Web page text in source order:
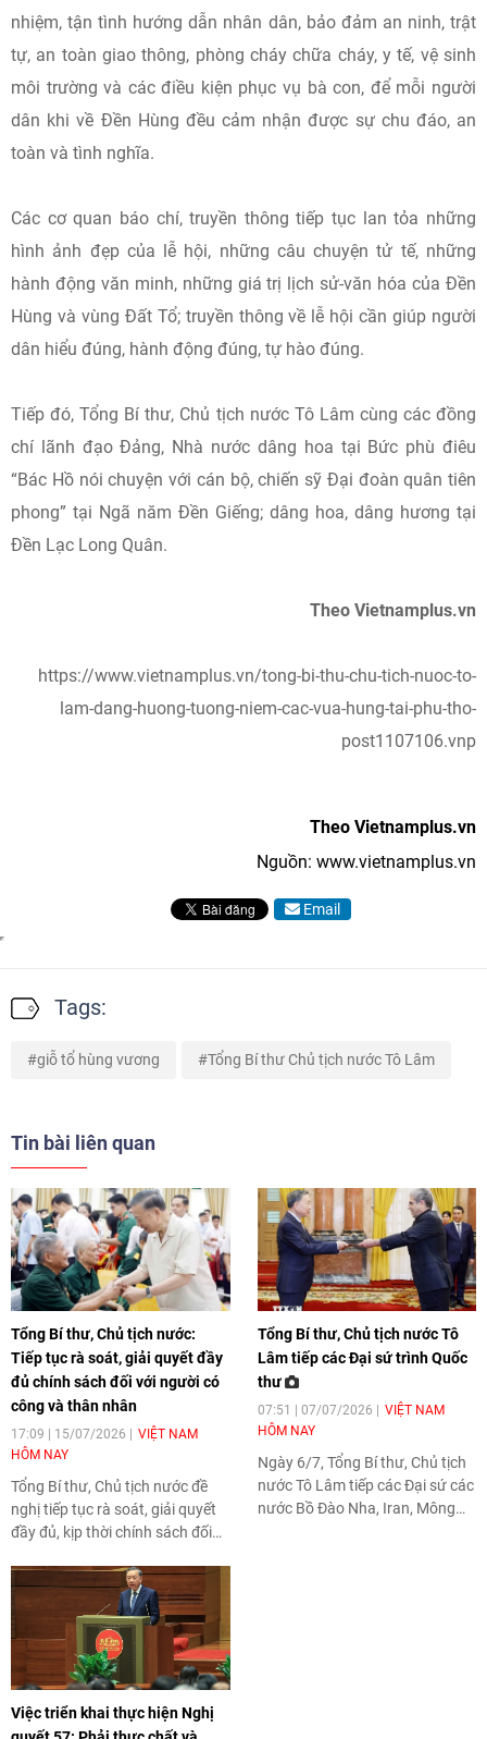
nhiệm, tận tình hướng dẫn nhân dân, bảo đảm an ninh, trật
tự, an toàn giao thông, phòng cháy chữa cháy, y tế, vệ sinh
môi trường và các điều kiện phục vụ bà con, để mỗi người
dân khi về Đền Hùng đều cảm nhận được sự chu đáo, an
toàn và tình nghĩa.
Các cơ quan báo chí, truyền thông tiếp tục lan tỏa những
hình ảnh đẹp của lễ hội, những câu chuyện tử tế, những
hành động văn minh, những giá trị lịch sử-văn hóa của Đền
Hùng và vùng Đất Tổ; truyền thông về lễ hội cần giúp người
dân hiểu đúng, hành động đúng, tự hào đúng.
Tiếp đó, Tổng Bí thư, Chủ tịch nước Tô Lâm cùng các đồng
chí lãnh đạo Đảng, Nhà nước dâng hoa tại Bức phù điêu
“Bác Hồ nói chuyện với cán bộ, chiến sỹ Đại đoàn quân tiên
phong” tại Ngã năm Đền Giếng; dâng hoa, dâng hương tại
Đền Lạc Long Quân.
Theo Vietnamplus.vn
https://www.vietnamplus.vn/tong-bi-thu-chu-tich-nuoc-to-
lam-dang-huong-tuong-niem-cac-vua-hung-tai-phu-tho-
post1107106.vnp
Theo Vietnamplus.vn
Nguồn: www.vietnamplus.vn
Email
Tags:
giỗ tổ hùng vương Tổng Bí thư Chủ tịch nước Tô Lâm
Tin bài liên quan
Tổng Bí thư, Chủ tịch nước:
Tiếp tục rà soát, giải quyết đầy
đủ chính sách đối với người có
công và thân nhân
17:09 | 15/07/2026
VIỆT NAM
HÔM NAY
Tổng Bí thư, Chủ tịch nước đề
nghị tiếp tục rà soát, giải quyết
đầy đủ, kịp thời chính sách đối
không để người có công phải
chờ đợi, đi lại nhiều lần.
Tổng Bí thư, Chủ tịch nước Tô
Lâm tiếp các Đại sứ trình Quốc
thư
07:51 | 07/07/2026
VIỆT NAM
HÔM NAY
Ngày 6/7, Tổng Bí thư, Chủ tịch
nước Tô Lâm tiếp các Đại sứ các
nước Bồ Đào Nha, Iran, Mông
Việc triển khai thực hiện Nghị